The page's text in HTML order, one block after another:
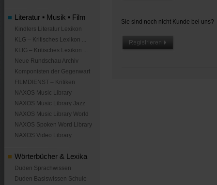
Literatur ▪ Musik ▪ Film
Kindlers Literatur Lexikon
KLG – Kritisches Lexikon ...
KLfG – Kritisches Lexikon ...
Neue Rundschau Archiv
Komponisten der Gegenwart
FILMDIENST – Kritiken
NAXOS Music Library
NAXOS Music Library Jazz
NAXOS Music Library World
NAXOS Spoken Word Library
NAXOS Video Library
Wörterbücher & Lexika
Duden Sprachwissen
Duden Basiswissen Schule
Sie sind noch nicht Kunde bei uns?